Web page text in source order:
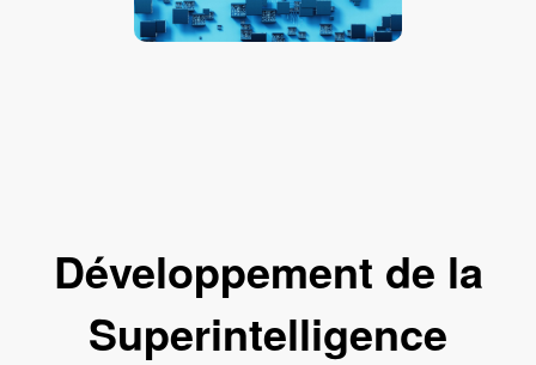
Développement de la
Superintelligence